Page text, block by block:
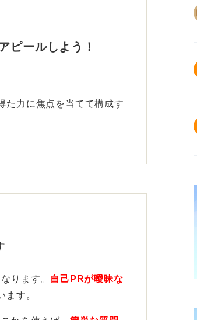
ピールしよう！
た力に焦点を当てて構成す
労したこと、それをどう
せるかを述べましょう。
ります。
自己PRが曖昧な
ます。